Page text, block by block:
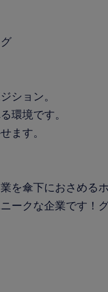
ション。
環境です。
ます。
を傘下におさめる
ークな企業です！